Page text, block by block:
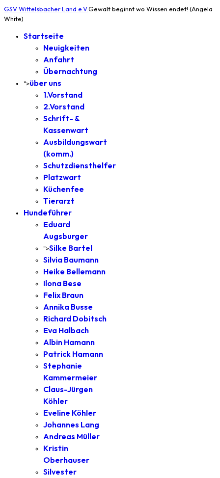
GSV Wittelsbacher Land e.V.Gewalt beginnt wo Wissen endet! (Angela
White)
Startseite
Neuigkeiten
Anfahrt
Übernachtung
">über uns
1.Vorstand
2.Vorstand
Schrift- &
Kassenwart
Ausbildungswart
(komm.)
Schutzdiensthelfer
Platzwart
Küchenfee
Tierarzt
Hundeführer
Eduard
Augsburger
">Silke Bartel
Silvia Baumann
Heike Bellemann
Ilona Bese
Felix Braun
Annika Busse
Richard Dobitsch
Eva Halbach
Albin Hamann
Patrick Hamann
Stephanie
Kammermeier
Claus-Jürgen
Köhler
Eveline Köhler
Johannes Lang
Andreas Müller
Kristin
Oberhauser
Silvester